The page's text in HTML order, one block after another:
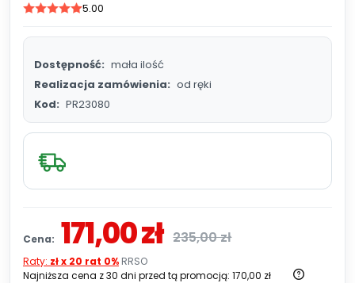
5.00
Dostępność: mała ilość
Realizacja zamówienia: od ręki
Kod: PR23080
Cena: 171,00 zł 235,00 zł
Raty: zł x 20 rat 0% RRSO
Najniższa cena z 30 dni przed tą promocją: 170,00 zł